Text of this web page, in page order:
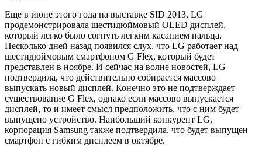
Еще в июне этого года на выставке SID 2013, LG
продемонстрировала шестидюймовый OLED дисплей,
который легко было согнуть легким касанием пальца.
Несколько дней назад появился слух, что LG работает над
шестидюймовым смартфоном G Flex, который будет
представлен в ноябре. И сейчас на волне новостей, LG
подтвердила, что действительно собирается массово
выпускать новый дисплей. Конечно это не подтверждает
существование G Flex, однако если массово выпускается
дисплей, то и имеет смысл предположить, что с ним будет
выпущено устройство. Наибольший конкурент LG,
корпорация Samsung также подтвердила, что будет выпущен
смартфон с гибким дисплеем в октябре.